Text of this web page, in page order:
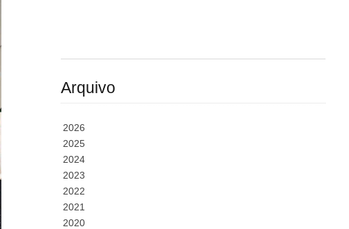
Arquivo
2026
2025
2024
2023
2022
2021
2020